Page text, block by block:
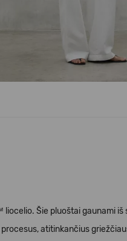
liocelio. Šie pluoštai gaunami
atitinkančius